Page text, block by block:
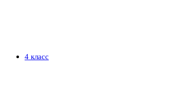
4 класс